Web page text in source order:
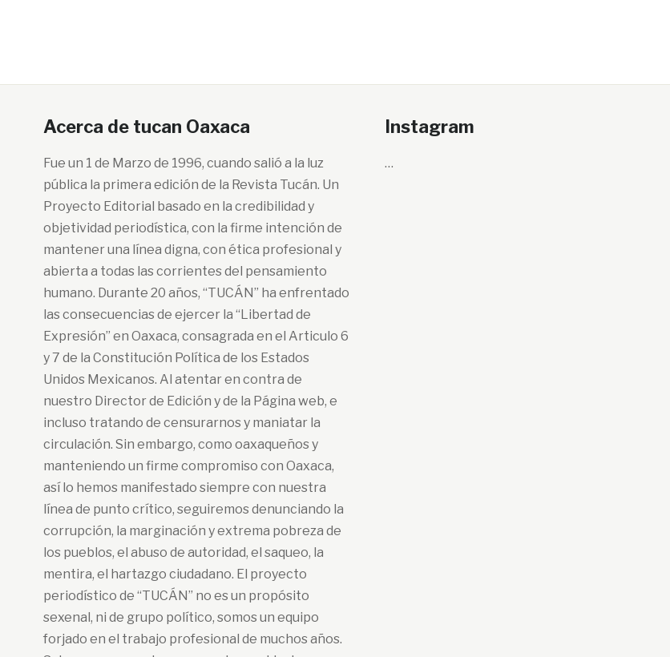
Acerca de tucan Oaxaca
Fue un 1 de Marzo de 1996, cuando salió a la luz
pública la primera edición de la Revista Tucán. Un
Proyecto Editorial basado en la credibilidad y
objetividad periodística, con la firme intención de
mantener una línea digna, con ética profesional y
abierta a todas las corrientes del pensamiento
humano. Durante 20 años, “TUCÁN” ha enfrentado
las consecuencias de ejercer la “Libertad de
Expresión” en Oaxaca, consagrada en el Articulo 6
y 7 de la Constitución Política de los Estados
Unidos Mexicanos. Al atentar en contra de
nuestro Director de Edición y de la Página web, e
incluso tratando de censurarnos y maniatar la
circulación. Sin embargo, como oaxaqueños y
manteniendo un firme compromiso con Oaxaca,
así lo hemos manifestado siempre con nuestra
línea de punto crítico, seguiremos denunciando la
corrupción, la marginación y extrema pobreza de
los pueblos, el abuso de autoridad, el saqueo, la
mentira, el hartazgo ciudadano. El proyecto
periodístico de “TUCÁN” no es un propósito
sexenal, ni de grupo político, somos un equipo
forjado en el trabajo profesional de muchos años.
Instagram
…